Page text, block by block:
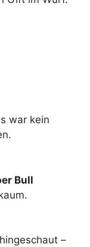
war kein
Bull
–